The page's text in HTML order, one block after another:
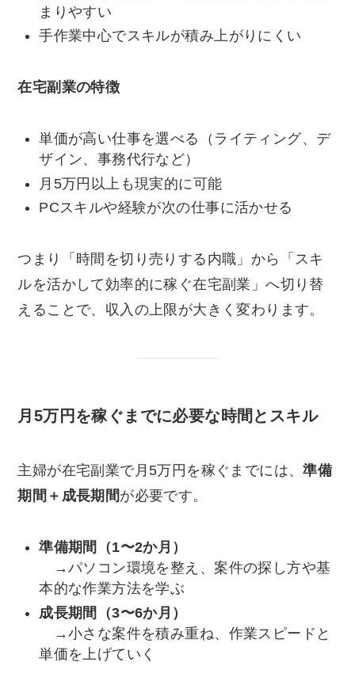
まりやすい
手作業中心でスキルが積み上がりにくい
在宅副業の特徴
単価が高い仕事を選べる（ライティング、デ
ザイン、事務代行など）
月5万円以上も現実的に可能
PCスキルや経験が次の仕事に活かせる
つまり「時間を切り売りする内職」から「スキ
ルを活かして効率的に稼ぐ在宅副業」へ切り替
えることで、収入の上限が大きく変わります。
月5万円を稼ぐまでに必要な時間とスキル
主婦が在宅副業で月5万円を稼ぐまでには、準備
期間＋成長期間が必要です。
準備期間（1〜2か月）
→パソコン環境を整え、案件の探し方や基
本的な作業方法を学ぶ
成長期間（3〜6か月）
→小さな案件を積み重ね、作業スピードと
単価を上げていく